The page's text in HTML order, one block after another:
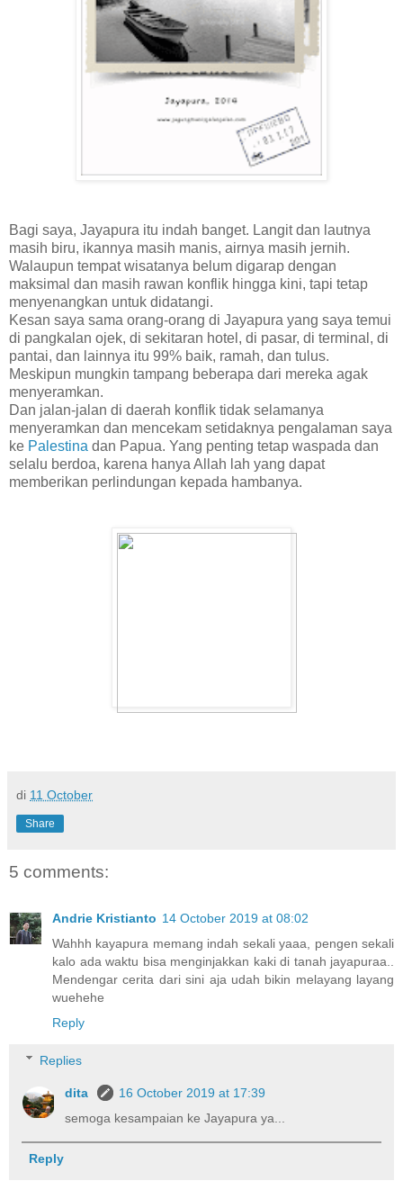
Bagi saya, Jayapura itu indah banget. Langit dan lautnya
masih biru, ikannya masih manis, airnya masih jernih.
Walaupun tempat wisatanya belum digarap dengan
maksimal dan masih rawan konflik hingga kini, tapi tetap
menyenangkan untuk didatangi.
Kesan saya sama orang-orang di Jayapura yang saya temui
di pangkalan ojek, di sekitaran hotel, di pasar, di terminal, di
pantai, dan lainnya itu 99% baik, ramah, dan tulus.
Meskipun mungkin tampang beberapa dari mereka agak
menyeramkan.
Dan jalan-jalan di daerah konflik tidak selamanya
menyeramkan dan mencekam setidaknya pengalaman saya
ke Palestina dan Papua. Yang penting tetap waspada dan
selalu berdoa, karena hanya Allah lah yang dapat
memberikan perlindungan kepada hambanya.
di 11 October
Share
5 comments:
Andrie Kristianto 14 October 2019 at 08:02
Wahhh kayapura memang indah sekali yaaa, pengen sekali
kalo ada waktu bisa menginjakkan kaki di tanah jayapuraa..
Mendengar cerita dari sini aja udah bikin melayang layang
wuehehe
Reply
Replies
dita
16 October 2019 at 17:39
semoga kesampaian ke Jayapura ya...
Reply